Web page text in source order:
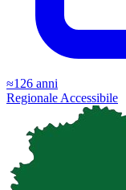
≈126 anni
Regionale Accessibile